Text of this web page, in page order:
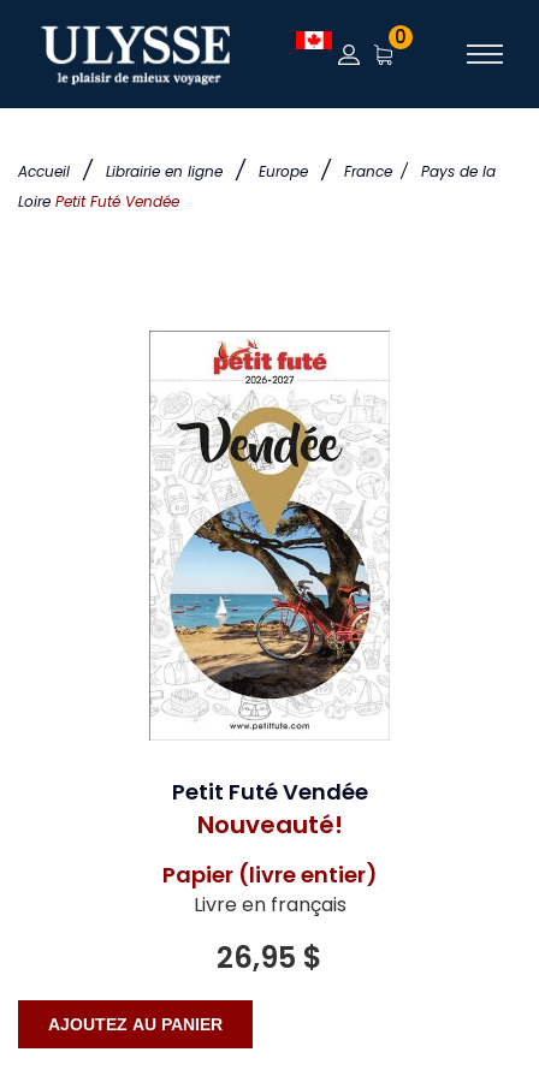
Accueil / Librairie en ligne / Europe / France /
Pays de la
Loire Petit Futé Vendée
0
Petit Futé Vendée
Nouveauté!
Papier (livre entier)
Livre en français
26,95 $